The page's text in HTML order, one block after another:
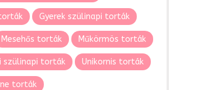
Gyerek szülinapi torták
Mesehős torták Műkörmös torták
szülinapi torták Unikornis torták
torták